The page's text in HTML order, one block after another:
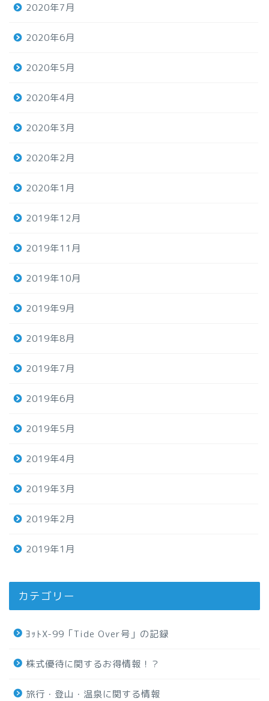
2020年7月
2020年6月
2020年5月
2020年4月
2020年3月
2020年2月
2020年1月
2019年12月
2019年11月
2019年10月
2019年9月
2019年8月
2019年7月
2019年6月
2019年5月
2019年4月
2019年3月
2019年2月
2019年1月
カテゴリー
ﾖｯﾄX-99「Tide Over号」の記録
株式優待に関するお得情報！？
旅行・登山・温泉に関する情報